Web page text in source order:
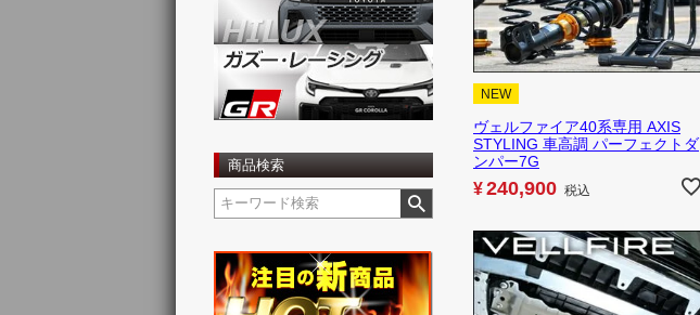
商品検索
NEW
ヴェルファイア40系専用 AXIS
STYLING 車高調 パーフェクトダ
ンパー7G
¥240,900 税込